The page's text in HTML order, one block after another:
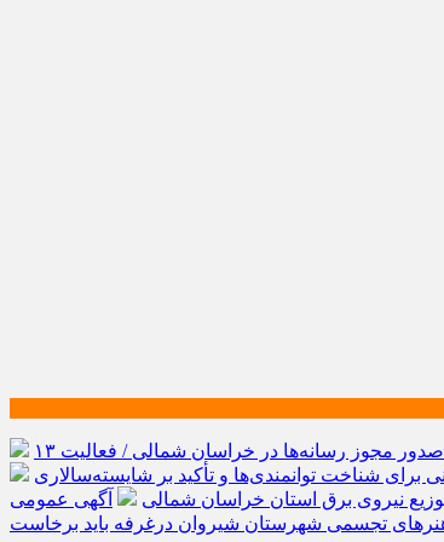
رشد ۲۱ درصدی صدور مجوز رسانه‌ها در خراسان شمالی / فعالیت ۱۳
برای شناخت توانمندی‌ها و تأکید بر شایسته‌سالاری
نیروی برق استان خراسان شمالی
آگهی عمومی
هنرهای تجسمی شهرستان شیروان درغرفه باید برخاست